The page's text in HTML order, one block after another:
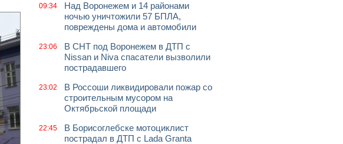
09:34
Над Воронежем и 14 районами
ночью уничтожили 57 БПЛА,
повреждены дома и автомобили
23:06
В СНТ под Воронежем в ДТП с
Nissan и Niva спасатели вызволили
пострадавшего
23:02
В Россоши ликвидировали пожар со
строительным мусором на
Октябрьской площади
22:45
В Борисоглебске мотоциклист
пострадал в ДТП с Lada Granta